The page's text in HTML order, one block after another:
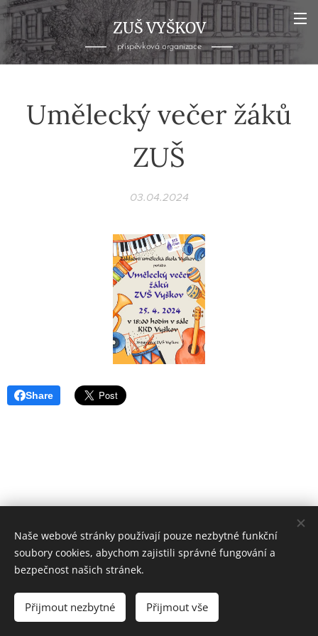
ZUŠ VYŠKOV
příspěvková organizace
Umělecký večer žáků
ZUŠ
03.04.2024
Share
ZUŠ VYŠKOV
Základní umělecká škola Vyškov,
příspěvková organizace
Naše webové stránky používají pouze nezbytné funkční
soubory cookies, abychom zajistili správné fungování a
bezpečnost našich stránek.
Přijmout nezbytné Přijmout vše